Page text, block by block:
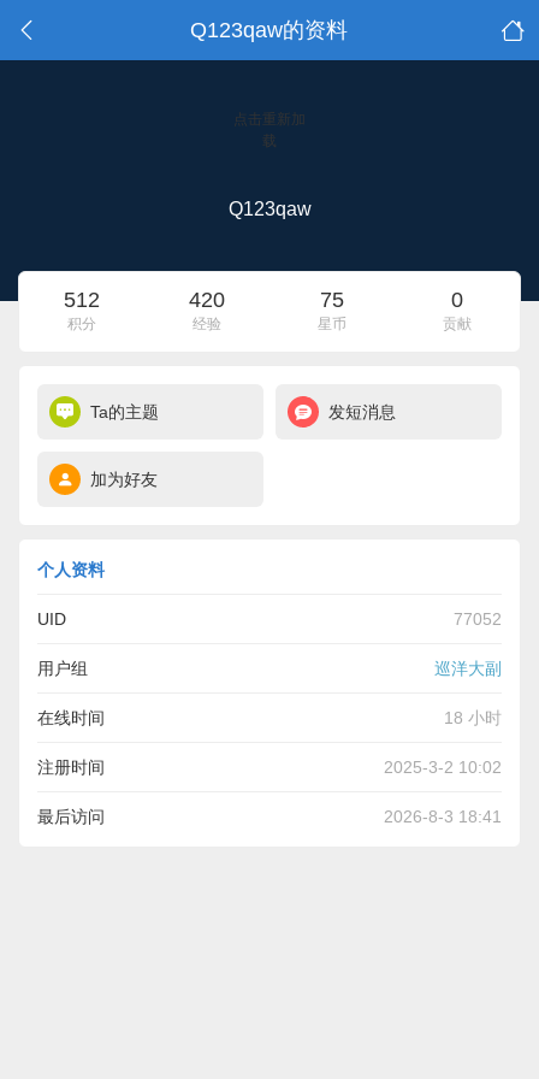
Q123qaw的资料
点击重新加
载
Q123qaw
512
积分
420
经验
75
星币
0
贡献
Ta的主题 发短消息
加为好友
个人资料
UID 77052
用户组 巡洋大副
在线时间 18 小时
注册时间 2025-3-2 10:02
最后访问 2026-8-3 18:41